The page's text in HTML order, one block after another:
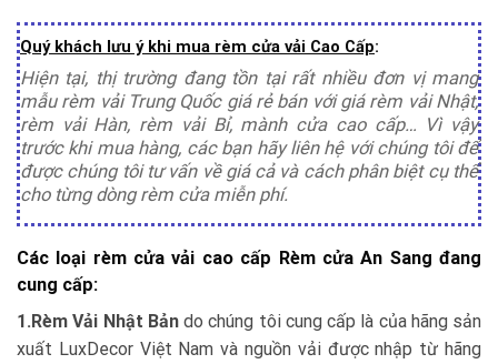
Quý khách lưu ý khi mua rèm cửa vải Cao Cấp:
Hiện tại, thị trường đang tồn tại rất nhiều đơn vị mang
mẫu rèm vải Trung Quốc giá rẻ bán với giá rèm vải Nhật,
rèm vải Hàn, rèm vải Bỉ, mành cửa cao cấp… Vì vậy
trước khi mua hàng, các bạn hãy liên hệ với chúng tôi để
được chúng tôi tư vấn về giá cả và cách phân biệt cụ thể
cho từng dòng rèm cửa miễn phí.
Các loại rèm cửa vải cao cấp Rèm cửa An Sang đang
cung cấp:
1.Rèm Vải Nhật Bảndo chúng tôi cung cấp là của hãng sản
xuất LuxDecor Việt Nam và nguồn vải được nhập từ hãng